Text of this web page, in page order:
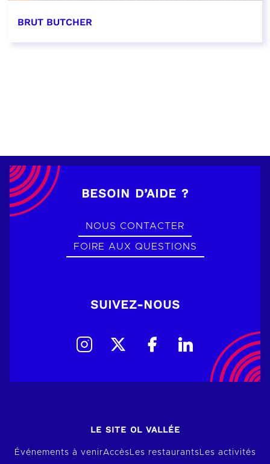
BRUT BUTCHER
BESOIN D’AIDE ?
NOUS CONTACTER
FOIRE AUX QUESTIONS
SUIVEZ-NOUS
LE SITE OL VALLÉE
Événements à venirAccèsLes restaurantsLes activités